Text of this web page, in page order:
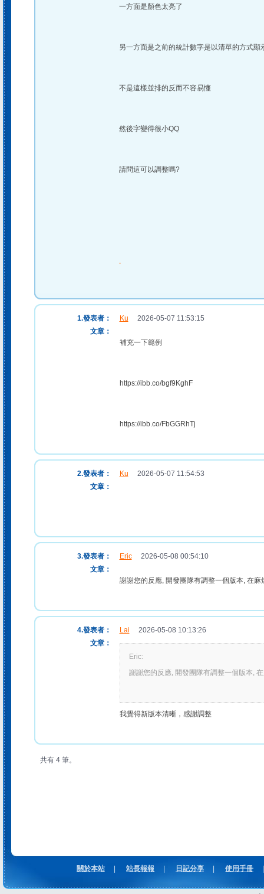
一方面是顏色太亮了
另一方面是之前的統計數字是以清單的方式顯
不是這樣並排的反而不容易懂
然後字變得很小QQ
請問這可以調整嗎?
1.發表者： Ku 2026-05-07 11:53:15
文章：
補充一下範例
https://ibb.co/bgf9KghF
https://ibb.co/FbGGRhTj
2.發表者： Ku 2026-05-07 11:54:53
文章：
3.發表者： Eric2026-05-08 00:54:10
文章：
謝謝您的反應, 開發團隊有調整一個版本, 在麻
4.發表者： Lai 2026-05-08 10:13:26
文章：
Eric:
謝謝您的反應, 開發團隊有調整一個版本,
我覺得新版本清晰，感謝調整
共有 4 筆。
關於本站 站長報報 日記分享 使用手冊